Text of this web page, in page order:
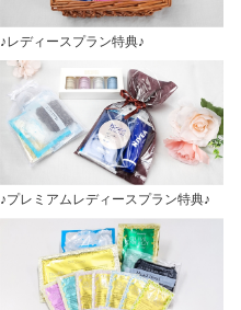
♪レディースプラン特典♪
♪プレミアムレディースプラン特典♪